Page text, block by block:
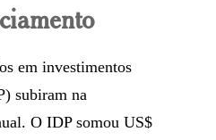
em investimentos
subiram na
O IDP somou US$